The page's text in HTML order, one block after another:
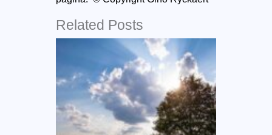
Related Posts